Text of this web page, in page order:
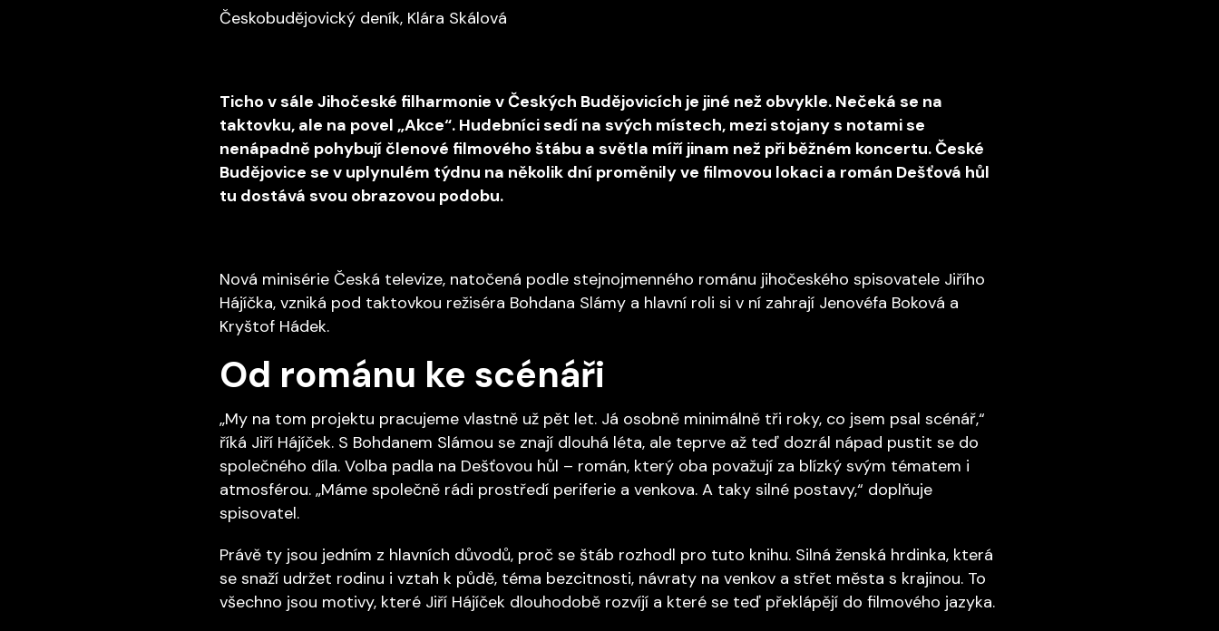
‍Českobudějovický deník, Klára Skálová
Ticho v sále Jihočeské filharmonie v Českých Budějovicích je jiné než obvykle. Nečeká se na
taktovku, ale na povel „Akce“. Hudebníci sedí na svých místech, mezi stojany s notami se
nenápadně pohybují členové filmového štábu a světla míří jinam než při běžném koncertu. České
Budějovice se v uplynulém týdnu na několik dní proměnily ve filmovou lokaci a román Dešťová hůl
tu dostává svou obrazovou podobu.
Nová minisérie Česká televize, natočená podle stejnojmenného románu jihočeského spisovatele Jiřího
Hájíčka, vzniká pod taktovkou režiséra Bohdana Slámy a hlavní roli si v ní zahrají Jenovéfa Boková a
Kryštof Hádek.
Od románu ke scénáři
„My na tom projektu pracujeme vlastně už pět let. Já osobně minimálně tři roky, co jsem psal scénář,“
říká Jiří Hájíček. S Bohdanem Slámou se znají dlouhá léta, ale teprve až teď dozrál nápad pustit se do
společného díla. Volba padla na Dešťovou hůl – román, který oba považují za blízký svým tématem i
atmosférou. „Máme společně rádi prostředí periferie a venkova. A taky silné postavy,“ doplňuje
spisovatel.
Právě ty jsou jedním z hlavních důvodů, proč se štáb rozhodl pro tuto knihu. Silná ženská hrdinka, která
se snaží udržet rodinu i vztah k půdě, téma bezcitnosti, návraty na venkov a střet města s krajinou. To
všechno jsou motivy, které Jiří Hájíček dlouhodobě rozvíjí a které se teď překlápějí do filmového jazyka.